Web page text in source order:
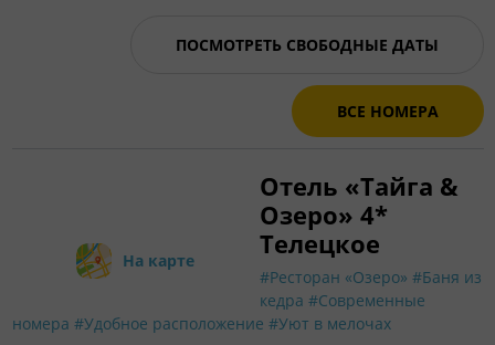
ПОСМОТРЕТЬ СВОБОДНЫЕ ДАТЫ
ВСЕ НОМЕРА
На карте
Отель «Тайга &
Озеро» 4*
Телецкое
#Ресторан «Озеро» #Баня из
кедра #Современные
номера #Удобное расположение #Уют в мелочах